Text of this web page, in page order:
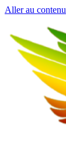
Aller au contenu